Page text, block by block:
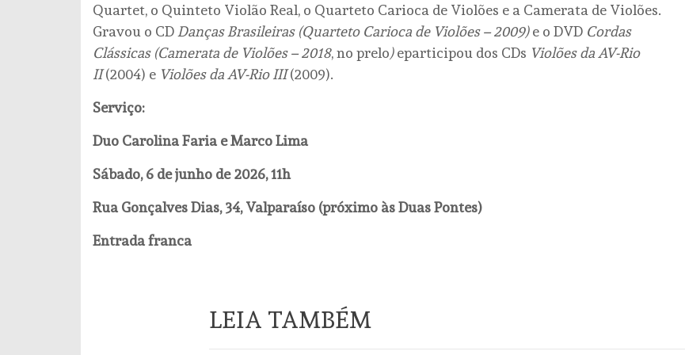
Quartet, o Quinteto Violão Real, o Quarteto Carioca de Violões e a Camerata de Violões.
Gravou o CD Danças Brasileiras (Quarteto Carioca de Violões – 2009)e o DVD Cordas
Clássicas (Camerata de Violões – 2018, no prelo)eparticipou dos CDs Violões da AV-Rio
II(2004) e Violões da AV-Rio III(2009).
Serviço:
Duo Carolina Faria e Marco Lima
Sábado, 6 de junho de 2026, 11h
Rua Gonçalves Dias, 34, Valparaíso (próximo às Duas Pontes)
Entrada franca
LEIA TAMBÉM